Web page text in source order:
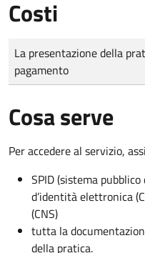
Costi
Tipo di pagamento
Importo
La presentazione della
pagamento
Cosa serve
Per accedere al servizio,
SPID (sistema
d’identità elettronica
(CNS)
tutta la
della pratica.